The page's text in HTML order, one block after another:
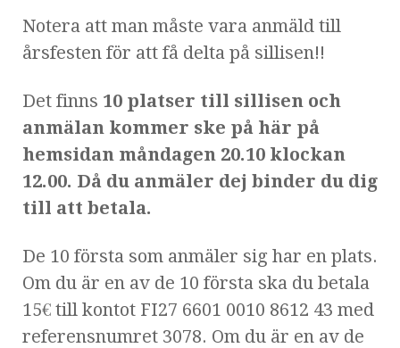
Notera att man måste vara anmäld till
årsfesten för att få delta på sillisen!!
Det finns 10 platser till sillisen och
anmälan kommer ske på här på
hemsidan måndagen 20.10 klockan
12.00. Då du anmäler dej binder du dig
till att betala.
De 10 första som anmäler sig har en plats.
Om du är en av de 10 första ska du betala
15€ till kontot FI27 6601 0010 8612 43 med
referensnumret 3078. Om du är en av de